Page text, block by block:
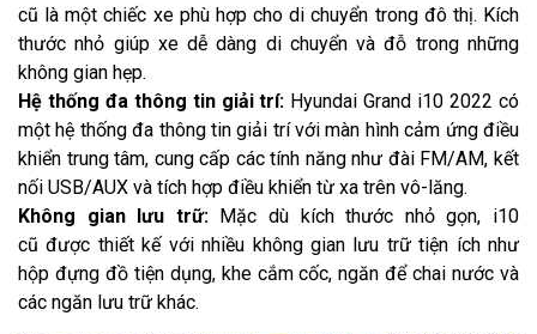
cũ là một chiếc xe phù hợp cho di chuyển trong đô thị. Kích
thước nhỏ giúp xe dễ dàng di chuyển và đỗ trong những
không gian hẹp.
Hệ thống đa thông tin giải trí: Hyundai Grand i10 2022 có
một hệ thống đa thông tin giải trí với màn hình cảm ứng điều
khiển trung tâm, cung cấp các tính năng như đài FM/AM, kết
nối USB/AUX và tích hợp điều khiển từ xa trên vô-lăng.
Không gian lưu trữ:Mặc dù kích thước nhỏ gọn, i10
cũ được thiết kế với nhiều không gian lưu trữ tiện ích như
hộp đựng đồ tiện dụng, khe cắm cốc, ngăn để chai nước và
các ngăn lưu trữ khác.